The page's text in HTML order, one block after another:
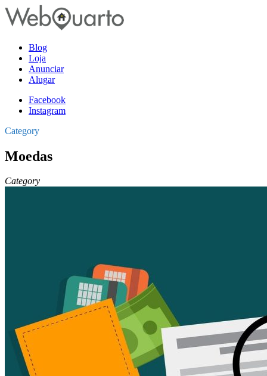
Blog
Loja
Anunciar
Alugar
Facebook
Instagram
Category
Moedas
Category